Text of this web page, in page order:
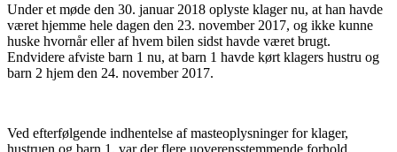
Under et møde den 30. januar 2018 oplyste klager nu, at han havde
været hjemme hele dagen den 23. november 2017, og ikke kunne
huske hvornår eller af hvem bilen sidst havde været brugt.
Endvidere afviste barn 1 nu, at barn 1 havde kørt klagers hustru og
barn 2 hjem den 24. november 2017.
Ved efterfølgende indhentelse af masteoplysninger for klager,
hustruen og barn 1, var der flere uoverensstemmende forhold,